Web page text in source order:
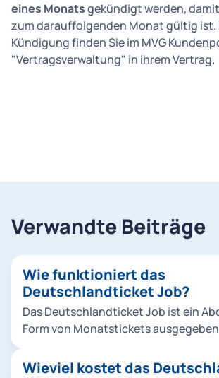
eines Monatsgekündigt werden,
zum darauffolgenden Monat gültig ist.
Kündigung finden Sie im MVG
"Vertragsverwaltung" in ihrem Vertrag.
Verwandte Beiträge
Wie funktioniert das
Deutschlandticket Job?
Das Deutschlandticket Job ist ein
Form von Monatstickets
Deutschlandticket Job-Abo ist ein
Wieviel kostet das